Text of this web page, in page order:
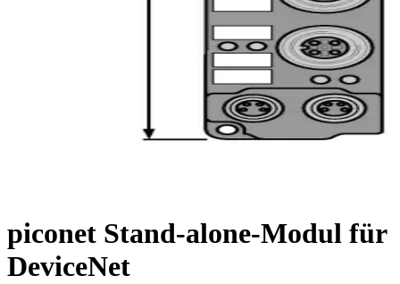
piconet Stand-alone-Modul für
DeviceNet